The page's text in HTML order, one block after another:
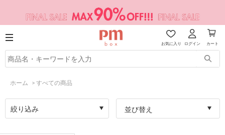
お気に入り ログイン カート
ホーム > すべての商品
絞り込み 並び替え